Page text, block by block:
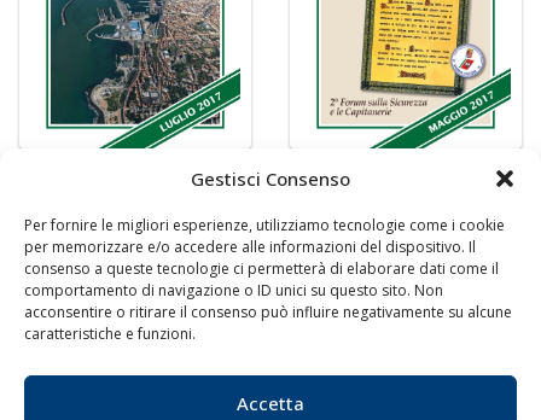
Gestisci Consenso
Per fornire le migliori esperienze, utilizziamo tecnologie come i cookie
per memorizzare e/o accedere alle informazioni del dispositivo. Il
consenso a queste tecnologie ci permetterà di elaborare dati come il
comportamento di navigazione o ID unici su questo sito. Non
acconsentire o ritirare il consenso può influire negativamente su alcune
caratteristiche e funzioni.
Accetta
LA GAZZETTA MARITTIMA
Indirizzo: Scali D'Azeglio, 20, 57123 Livorno
Fax:0586 892324
redazione@gazzettamarittima.it